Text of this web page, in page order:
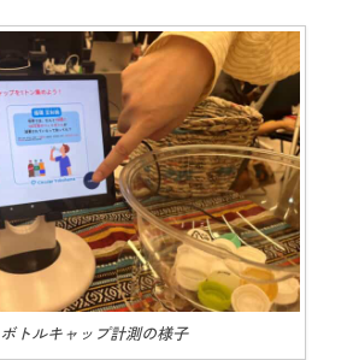
ボトルキャップ計測の様子